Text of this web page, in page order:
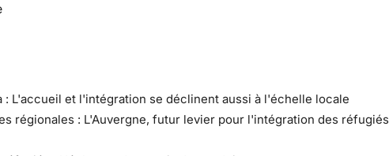
: L'accueil et l'intégration se déclinent aussi à l'échelle locale
régionales : L'Auvergne, futur levier pour l'intégration des réfugiés